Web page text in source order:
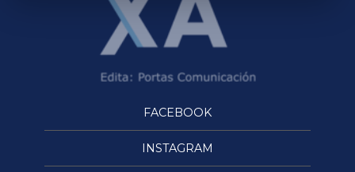
FACEBOOK
INSTAGRAM